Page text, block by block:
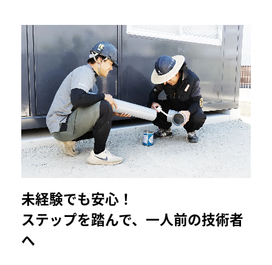
未経験でも安心！
ステップを踏んで、一人前の技術者
へ